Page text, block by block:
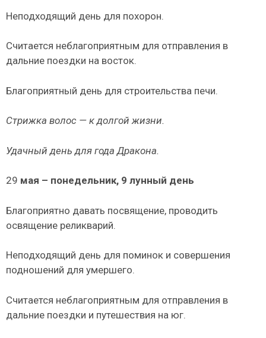
Неподходящий день для похорон.
Считается неблагоприятным для отправления в
дальние поездки на восток.
Благоприятный день для строительства печи.
Стрижка волос — к долгой жизни.
Удачный день для года Дракона.
29 мая – понедельник, 9 лунный день
Благоприятно давать посвящение, проводить
освящение реликварий.
Неподходящий день для поминок и совершения
подношений для умершего.
Считается неблагоприятным для отправления в
дальние поездки и путешествия на юг.